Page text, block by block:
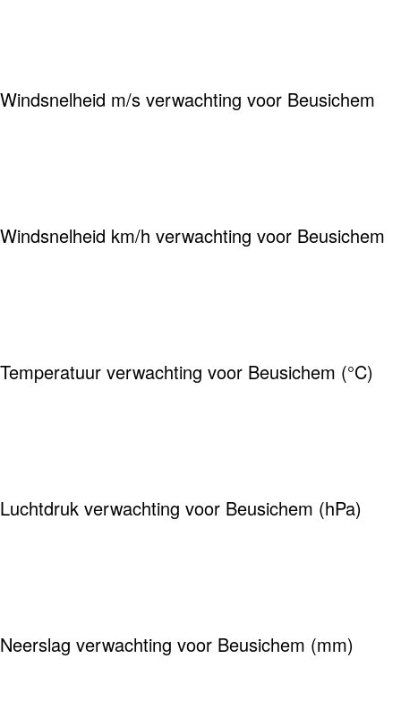
Windsnelheid m/s verwachting voor Beusichem
Windsnelheid km/h verwachting voor Beusichem
Temperatuur verwachting voor Beusichem (°C)
Luchtdruk verwachting voor Beusichem (hPa)
Neerslag verwachting voor Beusichem (mm)